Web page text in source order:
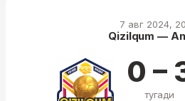
7 авг 2024,
Qizilqum —
0 –
тугади